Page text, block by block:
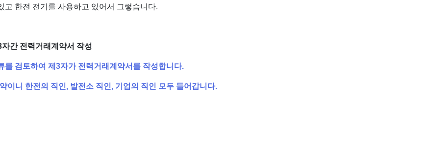
고 한전 전기를 사용하고 있어서 그렇습니다.
간 전력거래계약서 작성
를 검토하여 제3자가 전력거래계약서를 작성합니다.
이니 한전의 직인, 발전소 직인, 기업의 직인 모두 들어갑니다.